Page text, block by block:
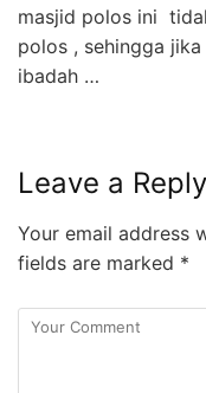
masjid polos ini
polos , sehingga
ibadah …
Leave a Reply
Your email address
fields are marked *